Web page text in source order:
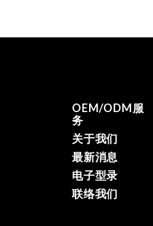
OEM/ODM服
务
关于我们
最新消息
电子型录
联络我们